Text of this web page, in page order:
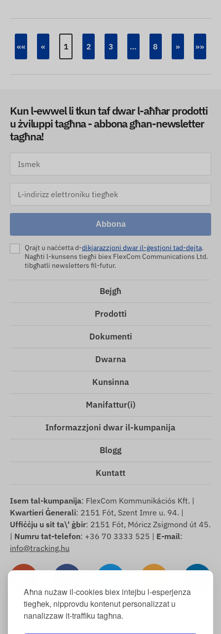
Aħna nużaw il-cookies biex intejbu l-esperjenza
tiegħek, nipprovdu kontenut personalizzat u
nanalizzaw it-traffiku tagħna.
«« « 1 2 3 … 8 » »»
Kun l-ewwel li tkun taf dwar l-aħħar prodotti
u żviluppi tagħna - abbona għan-newsletter
tagħna!
Abbona
Qrajt u naċċetta d-dikjarazzjoni dwar il-ġestjoni tad-dejta.
Nagħti l-kunsens tiegħi biex FlexCom Communications Ltd.
tibgħatli newsletters fil-futur.
Bejgħ
Prodotti
Dokumenti
Dwarna
Kunsinna
Manifattur(i)
Informazzjoni dwar il-kumpanija
Blogg
Kuntatt
Isem tal-kumpanija: FlexCom Kommunikációs Kft. |
Kwartieri Ġenerali: 2151 Fót, Szent Imre u. 94. |
Uffiċċju u sit ta\' ġbir: 2151 Fót, Móricz Zsigmond út 45.
| Numru tat-telefon: +36 70 3333 525 | E-mail:
info@tracking.hu
Drittijiet tal-awtur © 2025 FlexCom Communications